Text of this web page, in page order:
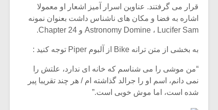
قرار می گرفتند. عناوین اسرار آمیز اشعار او معمولا
اشاره به فضا و مکان های ناشناس داشت بعنوان نمونه
Astronomy Domine ، Lucifer Sam و Chapter 24.
به بخشی از متن ترانه Bike از آلبوم Piper توجه کنید :
“من موشی را می شناسم که خانه ای ندارد، علتش را
نمی دانم، اسم او را جرالد گذاشته ام / هر چند تقریبا پیر
شده است، اما موش خوبی است.”
یادداشتی بر موسیقی
متن فیلم «متری
اگر نمی توانی
مشهورترین باشی،
بدنام ترین باش
دوره
موسیقی